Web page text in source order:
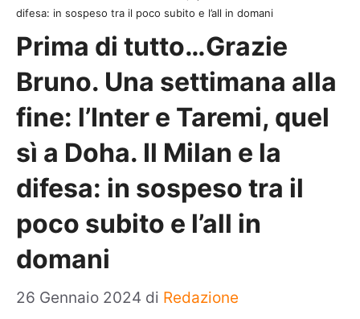
difesa: in sospeso tra il poco subito e l’all in domani
Prima di tutto…Grazie
Bruno. Una settimana alla
fine: l’Inter e Taremi, quel
sì a Doha. Il Milan e la
difesa: in sospeso tra il
poco subito e l’all in
domani
26 Gennaio 2024 di Redazione